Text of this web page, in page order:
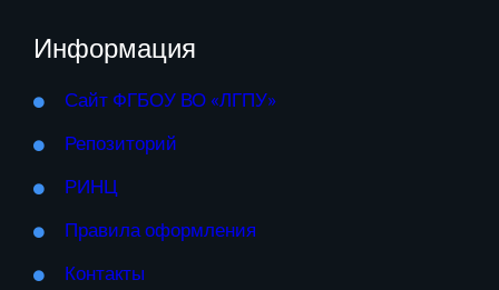
Информация
Сайт ФГБОУ ВО «ЛГПУ»
Репозиторий
РИНЦ
Правила оформления
Контакты